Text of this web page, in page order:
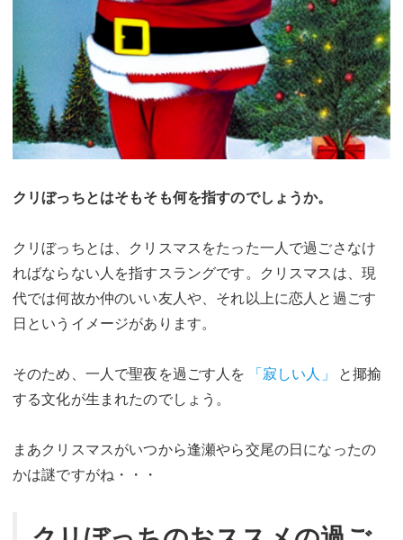
クリぼっちとはそもそも何を指すのでしょうか。
クリぼっちとは、クリスマスをたった一人で過ごさなけ
ればならない人を指すスラングです。クリスマスは、現
代では何故か仲のいい友人や、それ以上に恋人と過ごす
日というイメージがあります。
そのため、一人で聖夜を過ごす人を 「寂しい人」
と揶揄
する文化が生まれたのでしょう。
まあクリスマスがいつから逢瀬やら交尾の日になったの
かは謎ですがね・・・